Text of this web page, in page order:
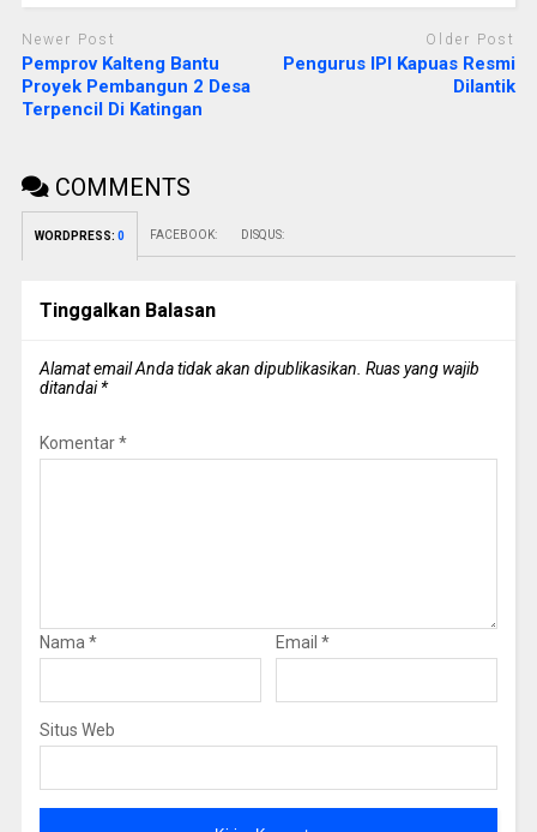
Newer Post
Pemprov Kalteng Bantu
Proyek Pembangun 2 Desa
Terpencil Di Katingan
Older Post
Pengurus IPI Kapuas Resmi
Dilantik
COMMENTS
WORDPRESS: 0 FACEBOOK: DISQUS:
Tinggalkan Balasan
Alamat email Anda tidak akan dipublikasikan. Ruas yang wajib
ditandai*
Komentar*
Nama * Email *
Situs Web